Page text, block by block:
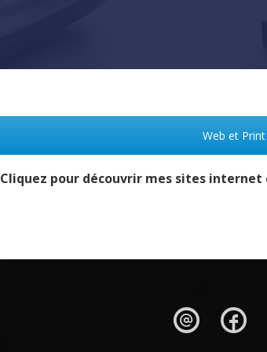
Web et Print
Cliquez pour découvrir mes sites